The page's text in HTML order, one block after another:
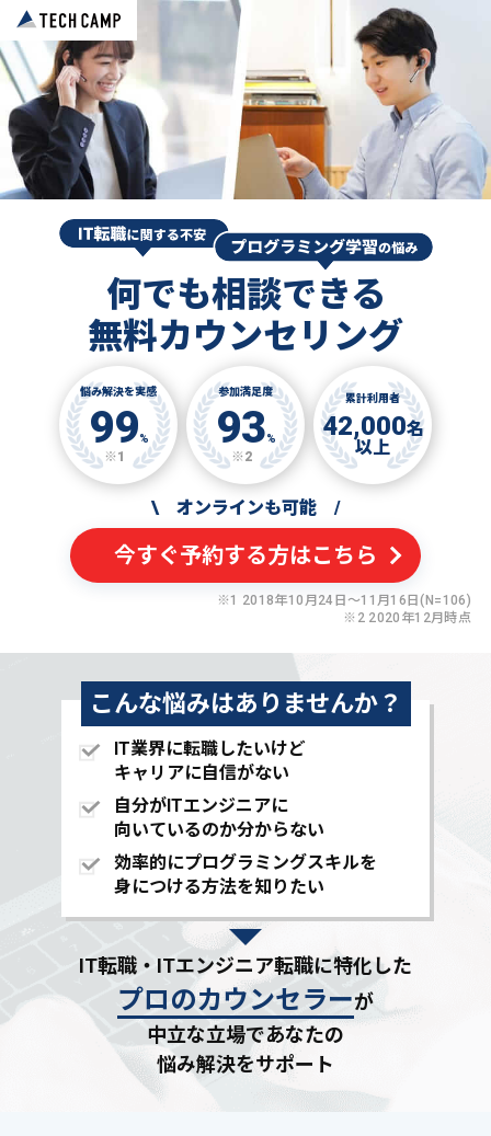
何でも相談できる
無料カウンセリング
悩み解決を実感
99%
※1
参加満足度
93%
※2
累計利用者
42,000名
以上
\ オンラインも可能 /
今すぐ予約する方はこちら
※1 2018年10月24日〜11月16日(N=106)
※2 2020年12月時点
こんな悩みはありませんか？
IT業界に転職したいけど
キャリアに自信がない
自分がITエンジニアに
向いているのか分からない
効率的にプログラミングスキルを
身につける方法を知りたい
IT転職・ITエンジニア転職に特化した
プロのカウンセラーが
中立な立場であなたの
悩み解決をサポート